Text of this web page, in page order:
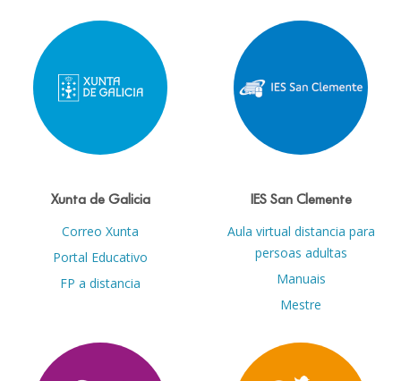
Xunta de Galicia
Correo Xunta
Portal Educativo
FP a distancia
IES San Clemente
Aula virtual distancia para
persoas adultas
Manuais
Mestre